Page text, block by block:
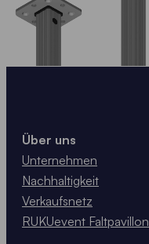
Über uns
Unternehmen
Nachhaltigkeit
Verkaufsnetz
RUKUevent Faltpavillon